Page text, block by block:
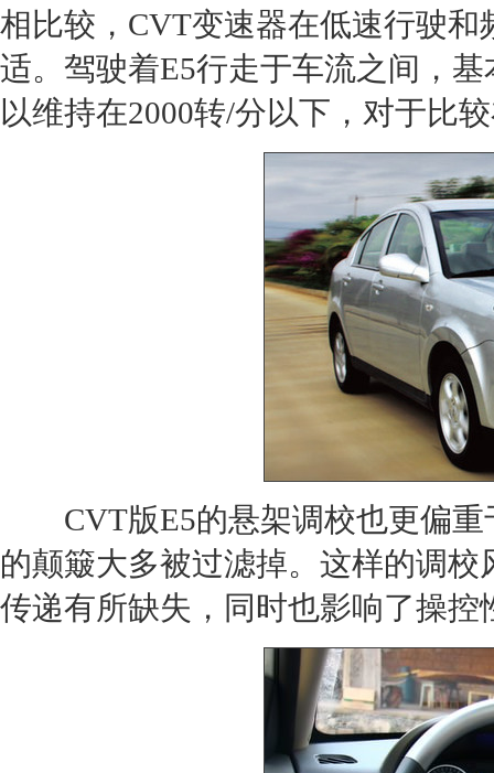
相比较，CVT变速器在低速行驶
适。驾驶着E5行走于车流之间，
以维持在2000转/分以下，对于比
CVT版E5的悬架调校也更偏
的颠簸大多被过滤掉。这样的调
传递有所缺失，同时也影响了操控